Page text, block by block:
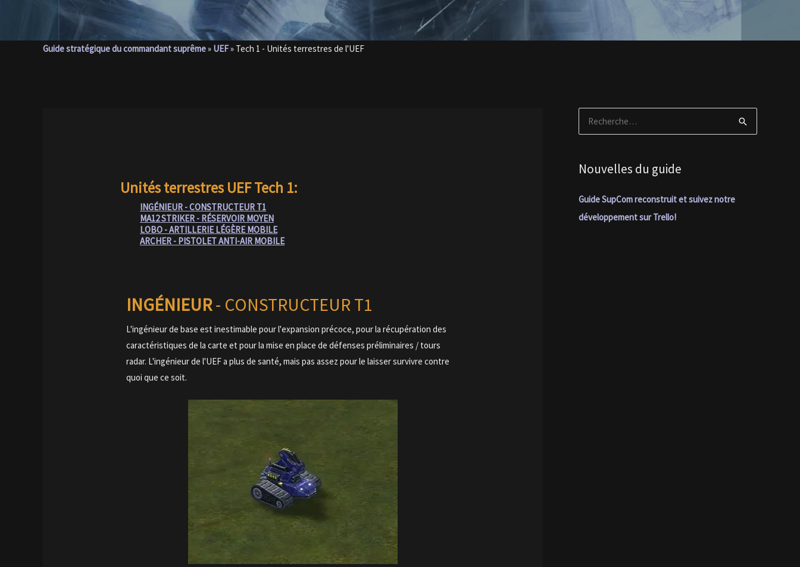
Guide stratégique du commandant suprême» UEF» Tech 1 - Unités terrestres de l'UEF
Unités terrestres UEF Tech 1:
INGÉNIEUR - CONSTRUCTEUR T1
MA12 STRIKER - RÉSERVOIR MOYEN
LOBO - ARTILLERIE LÉGÈRE MOBILE
ARCHER - PISTOLET ANTI-AIR MOBILE
INGÉNIEUR- CONSTRUCTEUR T1
L'ingénieur de base est inestimable pour l'expansion précoce, pour la récupération des
caractéristiques de la carte et pour la mise en place de défenses préliminaires / tours
radar. L'ingénieur de l'UEF a plus de santé, mais pas assez pour le laisser survivre contre
quoi que ce soit.
e
h
r
c
Nouvelles du guide
Guide SupCom reconstruit et suivez notre
développement sur Trello!